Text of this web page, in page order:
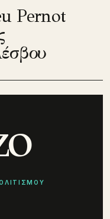
Pernot